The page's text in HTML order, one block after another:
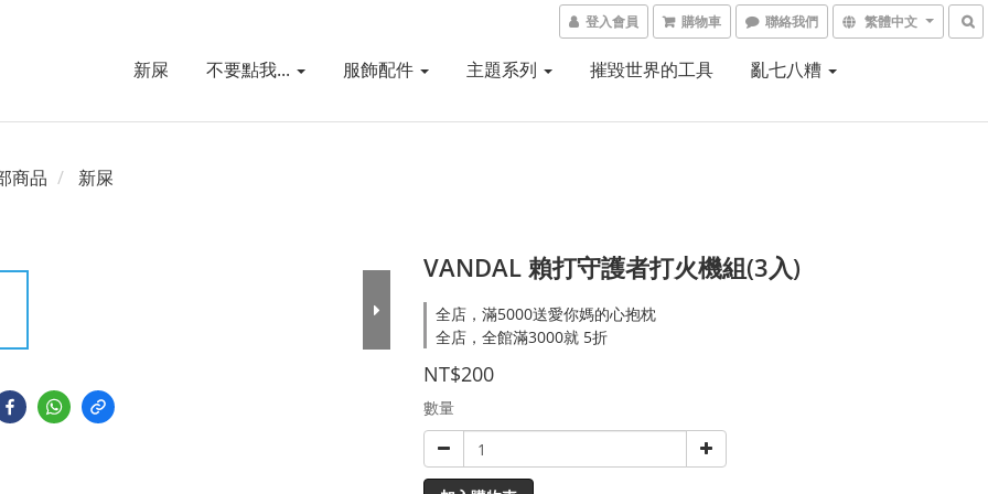
登入會員 購物車 聯絡我們 繁體中文
新屎 不要點我... 服飾配件 主題系列 摧毀世界的工具 亂七八糟
商品 新屎
VANDAL 賴打守護者打火機組(3入)
全店，滿5000送愛你媽的心抱枕
全店，全館滿3000就 5折
NT$200
數量